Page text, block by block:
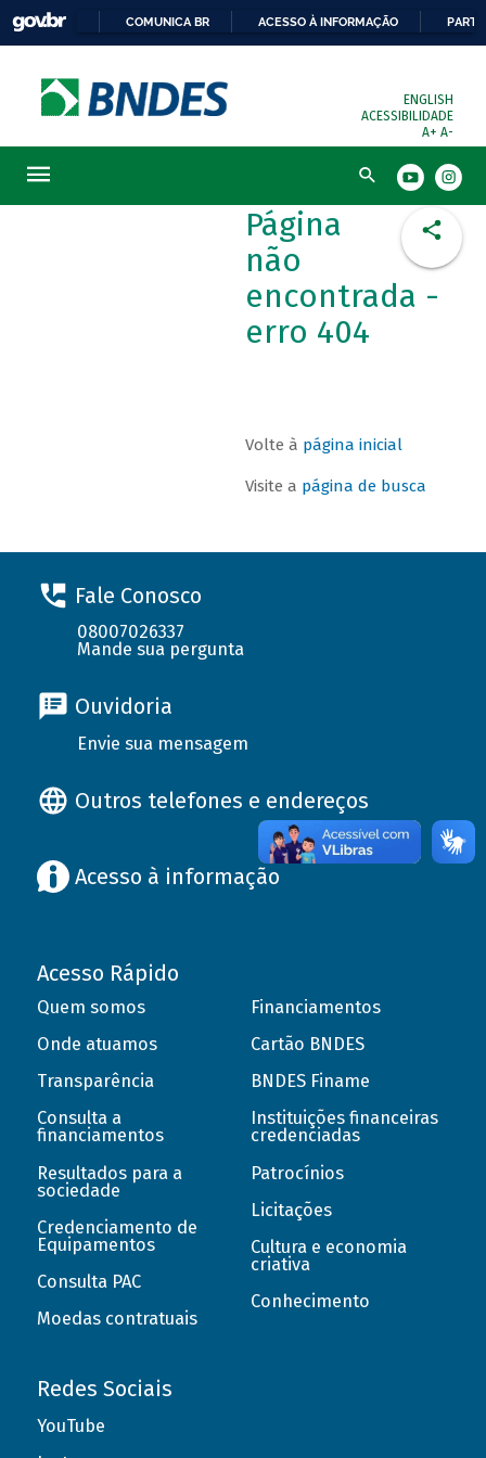
COMUNICA BR ACESSO À INFORMAÇÃO
ENGLISH
ACESSIBILIDADE
A+ A-
Busca
Página
não
encontrada -
erro 404
Volte à página inicial
Visite a página de busca
Fale Conosco
08007026337
Mande sua pergunta
Ouvidoria
Envie sua mensagem
Outros telefones e endereços
Acesso à informação
Acesso Rápido
Quem somos
Onde atuamos
Transparência
Consulta a
financiamentos
Resultados para a
sociedade
Credenciamento de
Equipamentos
Consulta PAC
Moedas contratuais
Financiamentos
Cartão BNDES
BNDES Finame
Instituições financeiras
credenciadas
Patrocínios
Licitações
Cultura e economia
criativa
Conhecimento
Redes Sociais
YouTube